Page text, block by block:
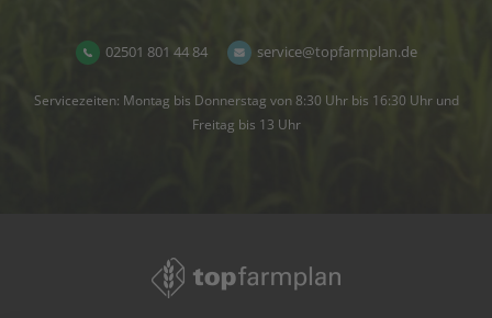
02501 801 44 84 service@topfarmplan.de
Servicezeiten: Montag bis Donnerstag von 8:30 Uhr bis 16:30 Uhr und
Freitag bis 13 Uhr